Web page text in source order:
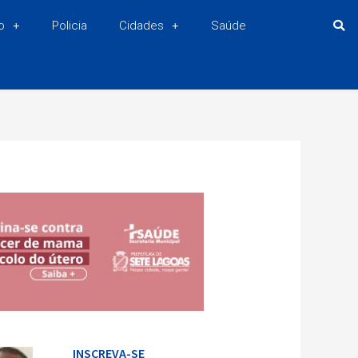
Policia Cidades Saúde
INSCREVA-SE